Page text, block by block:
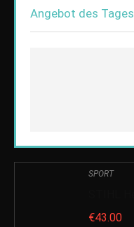
Angebot des Tages
SPORT
€43.00